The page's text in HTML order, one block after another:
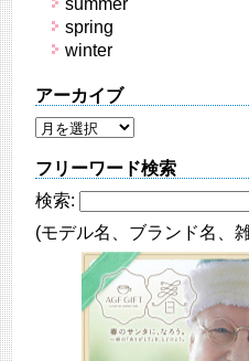
summer
spring
winter
アーカイブ
フリーワード検索
検索:
(モデル名、ブランド名、